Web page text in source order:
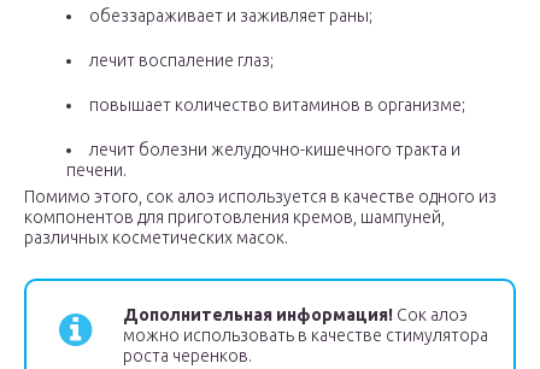
обеззараживает и заживляет раны;
лечит воспаление глаз;
повышает количество витаминов в организме;
лечит болезни желудочно-кишечного тракта и
печени.
Помимо этого, сок алоэ используется в качестве одного из
компонентов для приготовления кремов, шампуней,
различных косметических масок.
Дополнительная информация! Сок алоэ
можно использовать в качестве стимулятора
роста черенков.